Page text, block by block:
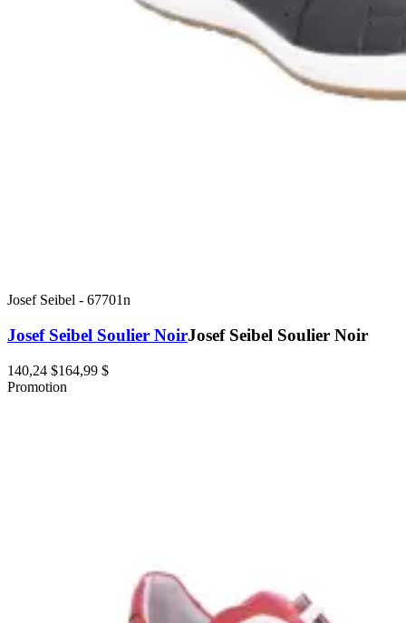
Josef Seibel - 67701n
Josef Seibel Soulier NoirJosef Seibel Soulier Noir
140,24 $164,99 $
Promotion